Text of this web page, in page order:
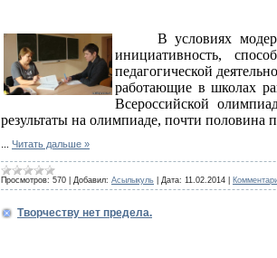
В условиях
инициативность,
педагогической
работающие в школах
Всероссийской
результаты на олимпиаде, почти половина
Читать дальше »
Просмотров: 570 Добавил: Асылыкуль Дата: 11.02.2014
Творчеству нет предела.